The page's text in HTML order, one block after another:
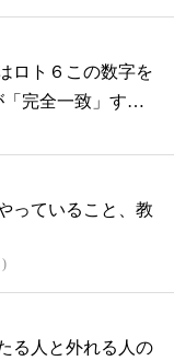
ロト６この数字を
完全一致」する
っていること、教
)
る人と外れる人の